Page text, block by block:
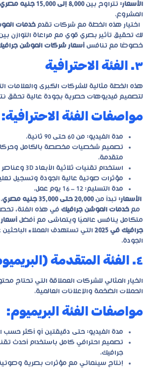
الأسعار: تتراوح بين8,000 إلى 15,000 جنيه مصري
المشروع.
اختيار هذه الخطة مع شركات تقدم خدمات
لك تحقيق تأثير بصري قوي مع مراعاة التوازن
خصوصًا مع تنافس أسعار شركات الموشن جرافيك
٣. الفئة الاحترافية
هذه الخطة مثالية للشركات الكبرى والعلامات
لتصميم فيديوهات حصرية بجودة عالية تحقق
مواصفات الفئة الاحترافية:
مدة الفيديو: من 60 حتى 90 ثانية.
تصميم شخصيات مخصصة بالكامل
متقدمة.
استخدام تقنيات ثلاثية الأبعاد 3D وعناصر تفاعلية مبهرة.
مؤثرات صوتية عالية الجودة وتسجيل
مدة التسليم: 12 – 16 يوم عمل.
الأسعار: تبدأ من20,000 حتى 35,000 جنيه مصري
.
مع خدمات الموشن جرافيك في هذه الفئة،
متكامل ينافس عالميًا ويتماشى مع أفضل
جرافيك في 2025
التي تستهدف العملاء
الجودة.
٤. الفئة المتقدمة (البريميوم)
الخيار المثالي للشركات العملاقة التي تحتاج
الحملات الضخمة والإعلانات العالمية.
مواصفات الفئة البريميوم:
مدة الفيديو: حتى دقيقتين أو أكثر حسب
تصميم احترافي كامل باستخدام أحدث
جرافيك.
إنتاج سينمائي مع مؤثرات بصرية